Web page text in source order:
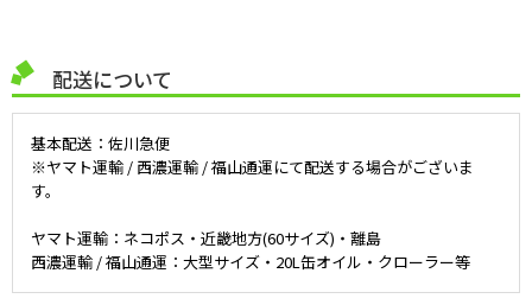
配送について
基本配送：佐川急便
※ヤマト運輸 / 西濃運輸 / 福山通運にて配送する場合がございま
す。
ヤマト運輸：ネコポス・近畿地方(60サイズ)・離島
西濃運輸 / 福山通運：大型サイズ・20L缶オイル・クローラー等